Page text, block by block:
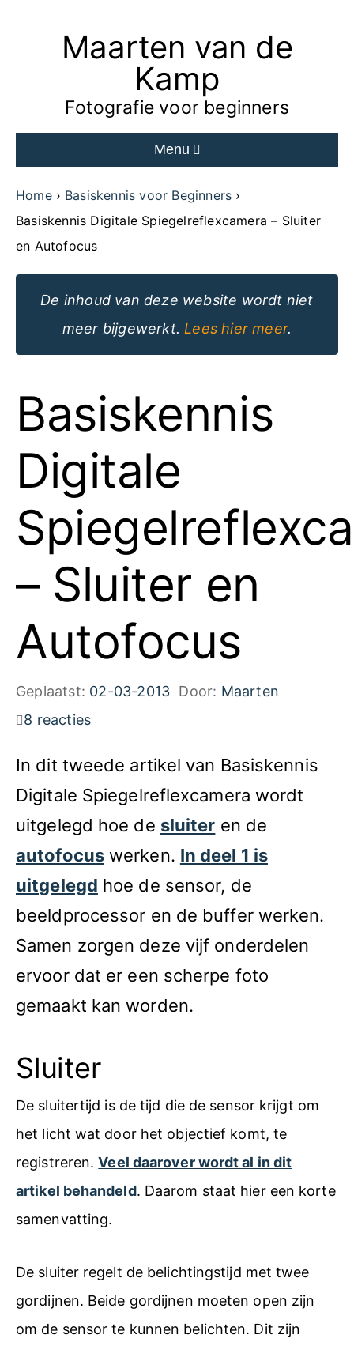
Maarten van de
Kamp
Fotografie voor beginners
Menu
Home
Basiskennis voor Beginners
Basiskennis Digitale Spiegelreflexcamera – Sluiter
en Autofocus
De inhoud van deze website wordt niet
meer bijgewerkt. Lees hier meer.
Basiskennis
Digitale
– Sluiter en
Autofocus
Geplaatst: 02-03-2013 Door: Maarten
8 reacties
In dit tweede artikel van Basiskennis
Digitale Spiegelreflexcamera wordt
uitgelegd hoe de sluiter en de
autofocuswerken. In deel 1 is
uitgelegd hoe de sensor, de
beeldprocessor en de buffer werken.
Samen zorgen deze vijf onderdelen
ervoor dat er een scherpe foto
gemaakt kan worden.
Sluiter
De sluitertijd is de tijd die de sensor krijgt om
het licht wat door het objectief komt, te
registreren.Veel daarover wordt al in dit
artikel behandeld. Daarom staat hier een korte
samenvatting.
De sluiter regelt de belichtingstijd met twee
gordijnen. Beide gordijnen moeten open zijn
om de sensor te kunnen belichten. Dit zijn